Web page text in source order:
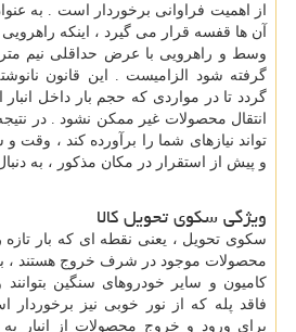
از اهمیت فراوانی برخوردار است . به
وسط و راهرویی با عرض حداقلی نیم
گرفته شود الزامیست . این قانون
گردد تا در مواردی که حجم بار داخل انبار
انتقال محصولات غیر ممکن نشود . در
تواند نیازهای شما را برآورده کند ، وقت
و پیش از استقرار در مکان مذکور ، به
ویژگی سکوی تحویل کالا
سکوی تحویل ، یعنی نقطه ای که بار
محصولات موجود در شرف خروج هستند ،
کامیون و سایر خودروهای سنگین
فاقد پله که از نور خوبی نیز برخوردار
برای ورود و خروج محصولات از انبار